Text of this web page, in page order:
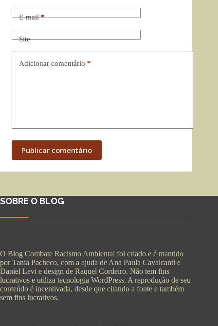
E-mail*
Site
Adicionar comentário *
Publicar comentário
SOBRE O BLOG
O Blog Combate Racismo Ambiental foi criado e é mantido
por Tania Pacheco, com a ajuda de Ana Paula Cavalcanti e
Daniel Levi e design de Raquel Cordeiro. Não tem fins
lucrativos e utiliza tecnologia WordPress. A reprodução de seu
conteúdo é incentivada, desde que citando a fonte e também
sem fins lucrativos.